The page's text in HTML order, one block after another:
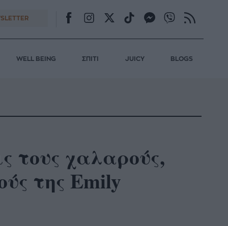
WELL BEING ΣΠΙΤΙ JUICY BLOGS
τους χαλαρούς,
της Emily